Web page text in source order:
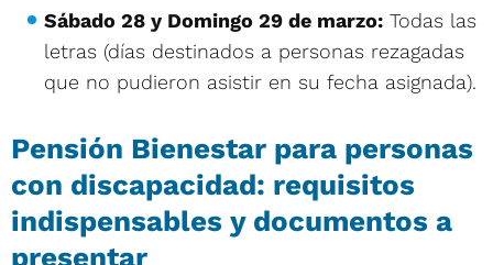
Sábado 28 y Domingo 29 de marzo: Todas las
letras (días destinados a personas rezagadas
que no pudieron asistir en su fecha asignada).
Pensión Bienestar para personas
con discapacidad: requisitos
indispensables y documentos a
presentar